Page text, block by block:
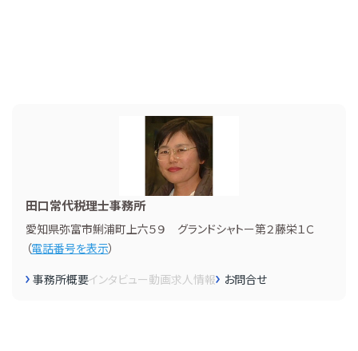
田口常代税理士事務所
愛知県弥富市鯏浦町上六５９ グランドシャトー第２藤栄１Ｃ
（電話番号を表示）
事務所概要インタビュー動画求人情報 お問合せ